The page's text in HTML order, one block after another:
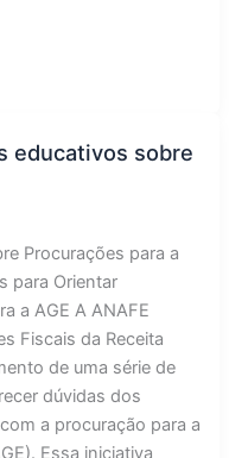
educativos sobre
Procurações para a
para Orientar
a AGE A ANAFE
Fiscais da Receita
de uma série de
dúvidas dos
a procuração para a
Essa iniciativa